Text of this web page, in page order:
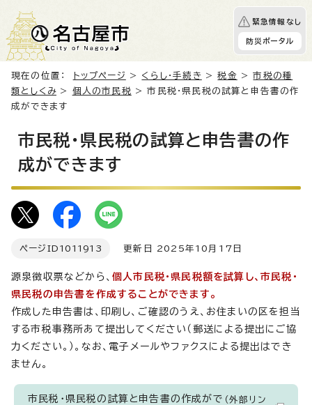
緊急情報なし
防災ポータル
現在の位置： トップページ > くらし・手続き >税金 >市税の種
類としくみ > 個人の市民税 > 市民税・県民税の試算と申告書の作
成ができます
市民税・県民税の試算と申告書の作
成ができます
ページID 1011913 更新日 2025年10月17日
源泉徴収票などから、 個人市民税・県民税額を試算し、市民税・
県民税の申告書を作成することができます。
作成した申告書は、印刷し、ご確認のうえ、お住まいの区を担当
する市税事務所あて提出してください（郵送による提出にご協
力ください。）。なお、電子メールやファクスによる提出はでき
ません。
市民税・県民税の試算と申告書の作成がで （外部リン